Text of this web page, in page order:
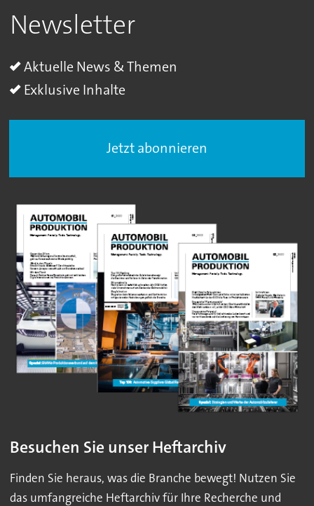
Newsletter
Aktuelle News & Themen
Exklusive Inhalte
Jetzt abonnieren
Besuchen Sie unser Heftarchiv
Finden Sie heraus, was die Branche bewegt! Nutzen Sie
das umfangreiche Heftarchiv für Ihre Recherche und